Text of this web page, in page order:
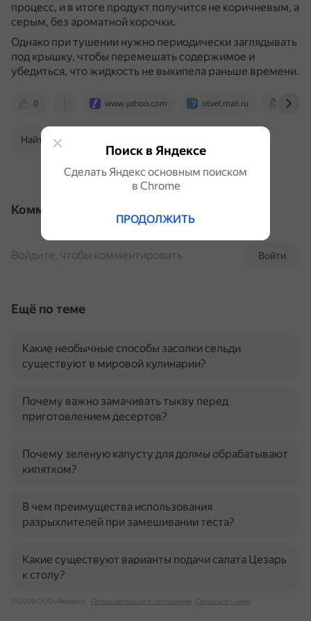
процесс, и в итоге продукт получится не коричневым, а
серым, без ароматной корочки.
Однако при тушении нужно периодически заглядывать
под крышку, чтобы перемешать содержимое и
убедиться, что жидкость не выкипела раньше времени.
0 www.yahoo.com otvet.mail.ru
Найти в Поиске
Комментарии
Войти
Войдите, чтобы комментировать
Ещё по теме
Какие необычные способы засолки сельди
существуют в мировой кулинарии?
Почему важно замачивать тыкву перед
приготовлением десертов?
Почему зеленую капусту для долмы обрабатывают
кипятком?
В чем преимущества использования
разрыхлителей при замешивании теста?
Какие существуют варианты подачи салата Цезарь
к столу?
© 2026 ООО «Яндекс» Пользовательское соглашение Связаться с нами
Поиск в Яндексе
Сделать Яндекс основным поиском
в Сhrome
ПРОДОЛЖИТЬ